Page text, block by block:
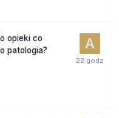
opieki co
patologia?